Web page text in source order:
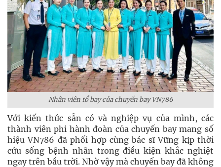
Nhân viên tổbay của chuyến bay VN786
Với kiến thức sẵn có và nghiệp vụ của mình, các
thành viên phi hành đoàn của chuyến bay mang số
hiệu VN786 đã phối hợp cùng bác sĩ Vững kịp thời
cứu sống bệnh nhân trong điều kiện khắc nghiệt
ngay trên bầu trời. Nhờ vậy mà chuyến bay đã không